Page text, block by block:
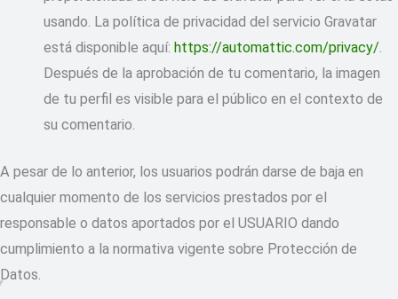
usando. La política de privacidad del servicio Gravatar
está disponible aquí:https://automattic.com/privacy/
Después de la aprobación de tu comentario, la imagen
de tu perfil es visible para el público en el contexto de
su comentario.
A pesar de lo anterior, los usuarios podrán darse de baja en
cualquier momento de los servicios prestados por el
responsable o datos aportados por el USUARIO dando
cumplimiento a la normativa vigente sobre Protección de
Datos.